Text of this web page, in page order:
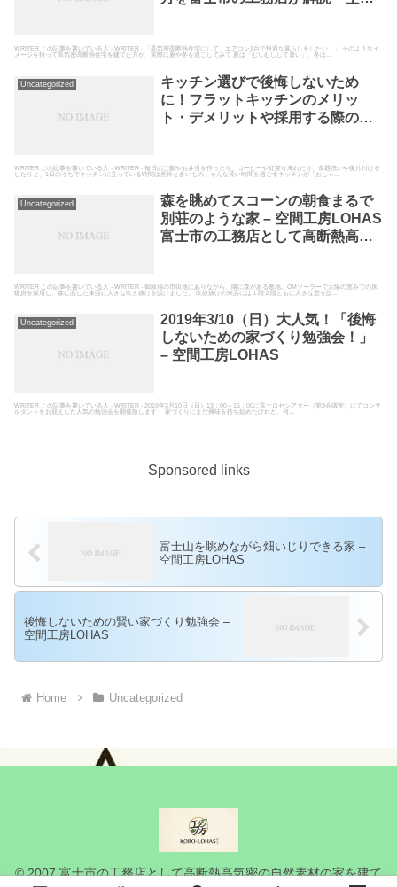
WRITER この記事を書いている人 - WRITER - 「高気密高断熱住宅にして、エアコン1台で快適な暮らしをしたい！」 そのようなイ
メージを持って高気密高断熱住宅を建てた方が、実際に夏や冬を過ごしてみて 夏は「むしむしして暑い」、冬は...
Uncategorized
キッチン選びで後悔しないため
に！フラットキッチンのメリッ
ト・デメリットや採用する際のポ
WRITER この記事を書いている人 - WRITER - 毎日のご飯やお弁当を作ったり、コーヒーや紅茶を淹れたり、食器洗いや後片付けを
したりと、1日のうちでキッチンに立っている時間は意外と多いもの。そんな長い時間を過ごすキッチンが「おしゃ...
Uncategorized
森を眺めてスコーンの朝食まるで
別荘のような家 – 空間工房LOHAS
富士市の工務店として高断熱高気
WRITER この記事を書いている人 - WRITER - 御殿場の市街地にありながら、隣に森がある敷地。OMソーラーで太陽の恵みでの床
暖房を採用し、森に面した東面に大きな吹き抜けを設けました。 吹抜抜けの東面には１階２階ともに大きな窓を設...
Uncategorized
2019年3/10（日）大人気！「後悔
しないための家づくり勉強会！」
– 空間工房LOHAS
WRITER この記事を書いている人 - WRITER - 2019年3月10日（日）13：00～16：00に富士ロゼシアター（第3会議室）にてコンサ
ルタントをお迎えした人気の勉強会を開催致します！ 家づくりにまだ興味を持ち始めたけれど、何...
Sponsored links
富士山を眺めながら畑いじりできる家 –
空間工房LOHAS
後悔しないための賢い家づくり勉強会 –
空間工房LOHAS
Home Uncategorized
© 2007 富士市の工務店として高断熱高気密の自然素材の家を建て